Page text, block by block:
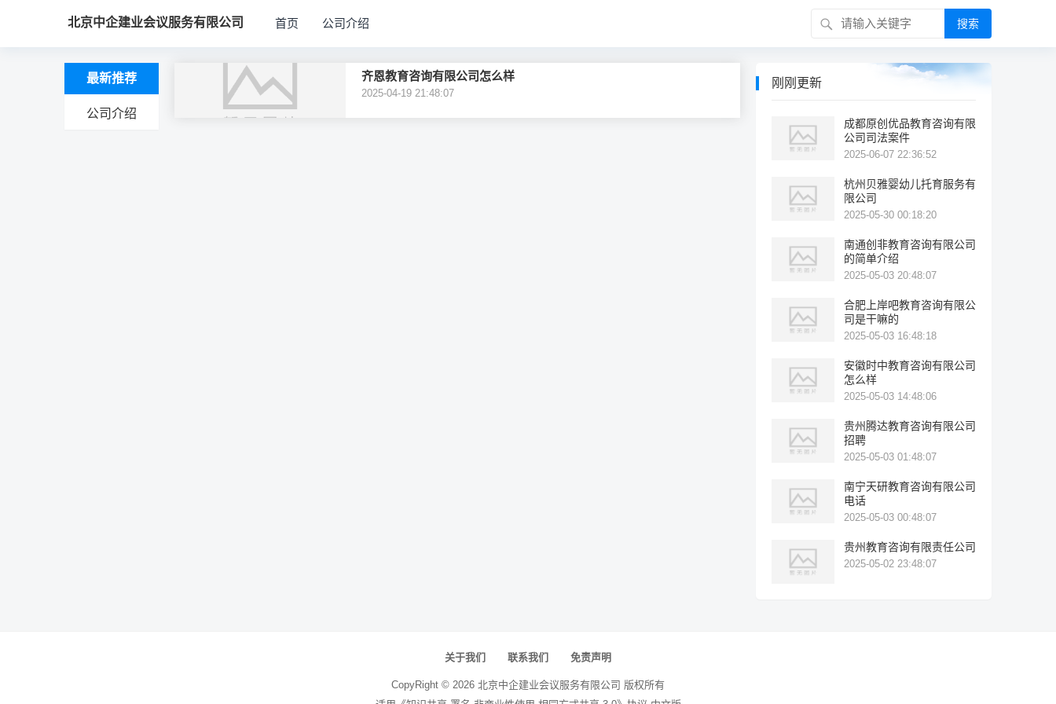
北京中企建业会议服务有限公司 首页 公司介绍 搜索
最新推荐
公司介绍
齐恩教育咨询有限公司怎么样
2025-04-19 21:48:07
刚刚更新
成都原创优品教育咨询有限
公司司法案件
2025-06-07 22:36:52
杭州贝雅婴幼儿托育服务有
限公司
2025-05-30 00:18:20
南通创非教育咨询有限公司
的简单介绍
2025-05-03 20:48:07
合肥上岸吧教育咨询有限公
司是干嘛的
2025-05-03 16:48:18
安徽时中教育咨询有限公司
怎么样
2025-05-03 14:48:06
贵州腾达教育咨询有限公司
招聘
2025-05-03 01:48:07
南宁天研教育咨询有限公司
电话
2025-05-03 00:48:07
贵州教育咨询有限责任公司
2025-05-02 23:48:07
关于我们 联系我们 免责声明
CopyRight © 2026 北京中企建业会议服务有限公司 版权所有